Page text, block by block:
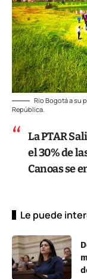
Río Bogotá a su
República.
La PTAR
el 30% de
Canoas se
Le puede